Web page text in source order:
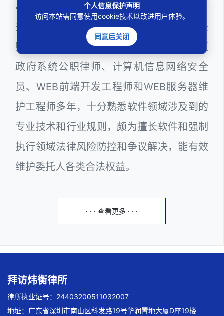
403201810022100。邓杰律师现（或曾）
兼任深圳市人民政府听证员、深圳市政府采
购评审专家（法律类），曾担任深圳市某区
政府系统公职律师、计算机信息网络安全
员、WEB前端开发工程师和WEB服务器维
护工程师多年，十分熟悉软件领域涉及到的
专业技术和行业规则，颇为擅长软件和强制
执行领域法律风险防控和争议解决，能有效
维护委托人各类合法权益。
· · · 查看更多 · · ·
拜访炜衡律所
律所执业证号：24403200511032007
地址：广东省深圳市南山区科发路19号华润置地大厦D座19楼
个人信息保护声明
访问本站需同意使用cookie技术以改进用户体验。
同意后关闭